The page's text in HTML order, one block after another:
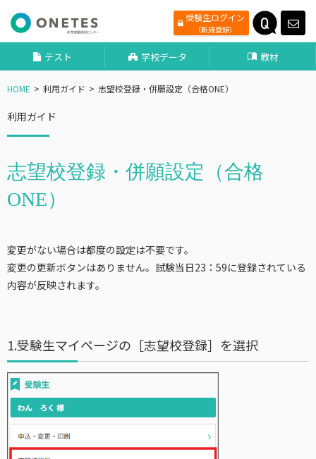
受験生ログイン
（新規登録）
テスト 学校データ 教材
HOME 利用ガイド 志望校登録・併願設定（合格ONE）
利用ガイド
志望校登録・併願設定（合格
ONE）
変更がない場合は都度の設定は不要です。
変更の更新ボタンはありません。試験当日23：59に登録されている
内容が反映されます。
1.受験生マイページの［志望校登録］を選択